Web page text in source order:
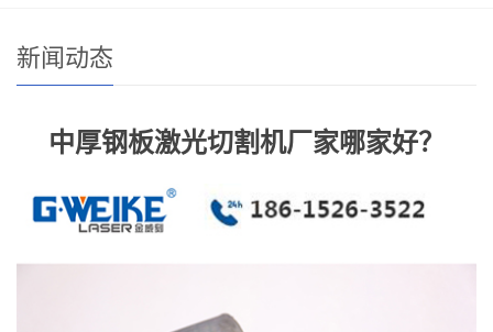
新闻动态
中厚钢板激光切割机厂家哪家好？